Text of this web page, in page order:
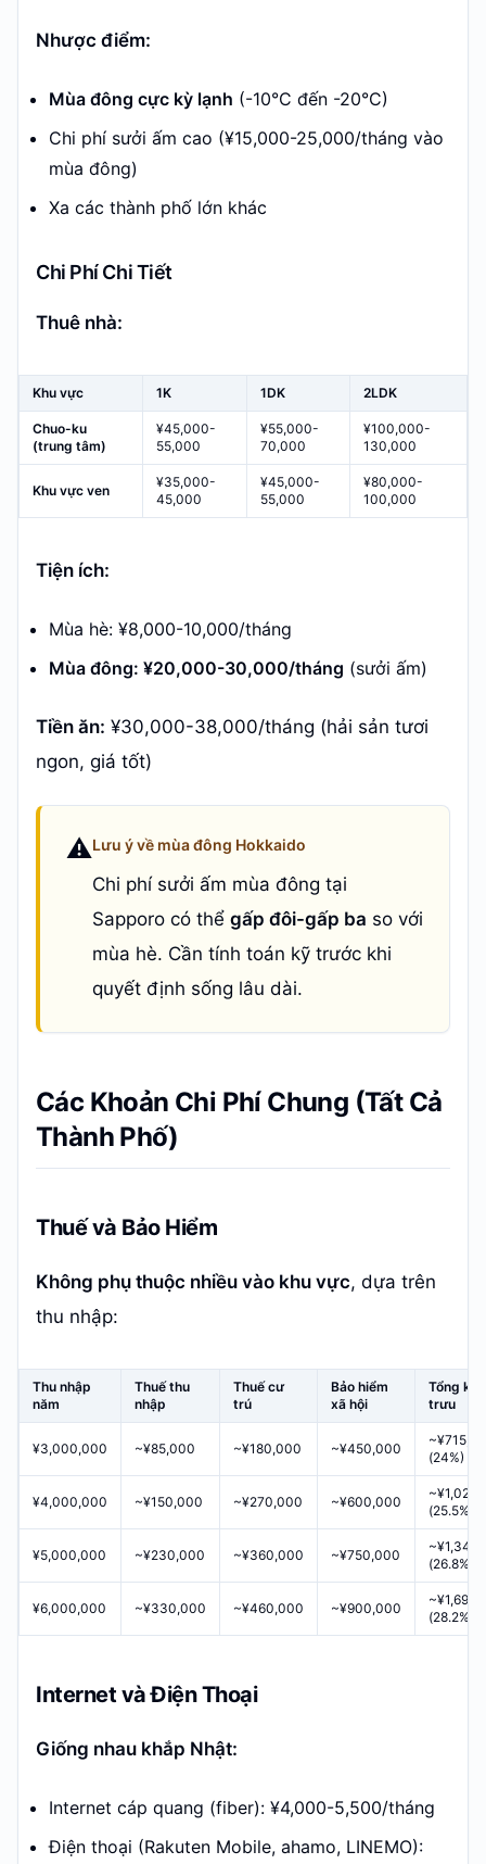
Nhược điểm:
Mùa đông cực kỳ lạnh (-10°C đến -20°C)
Chi phí sưởi ấm cao (¥15,000-25,000/tháng vào
mùa đông)
Xa các thành phố lớn khác
Chi Phí Chi Tiết
Thuê nhà:
Khu vực 1K 1DK 2LDK
Chuo-ku
(trung tâm)
¥45,000-
55,000
¥55,000-
70,000
¥100,000-
130,000
Khu vực ven
¥35,000-
45,000
¥45,000-
55,000
¥80,000-
100,000
Tiện ích:
Mùa hè: ¥8,000-10,000/tháng
Mùa đông: ¥20,000-30,000/tháng (sưởi ấm)
Tiền ăn: ¥30,000-38,000/tháng (hải sản tươi
ngon, giá tốt)
⚠️Lưu ý về mùa đông Hokkaido
Chi phí sưởi ấm mùa đông tại
Sapporo có thể gấp đôi-gấp ba so với
mùa hè. Cần tính toán kỹ trước khi
quyết định sống lâu dài.
Các Khoản Chi Phí Chung (Tất Cả
Thành Phố)
Thuế và Bảo Hiểm
Không phụ thuộc nhiều vào khu vực, dựa trên
thu nhập:
Thu nhập
năm
Thuế thu
nhập
Thuế cư
trú
Bảo hiểm
xã hội
Tổng
trưu
¥3,000,000 ~¥85,000 ~¥180,000 ~¥450,000
(24%)
¥4,000,000 ~¥150,000 ~¥270,000 ~¥600,000
(25.5%)
¥5,000,000 ~¥230,000 ~¥360,000 ~¥750,000
(26.8%)
¥6,000,000 ~¥330,000 ~¥460,000 ~¥900,000
(28.2%)
Internet và Điện Thoại
Giống nhau khắp Nhật:
Internet cáp quang (fiber): ¥4,000-5,500/tháng
Điện thoại (Rakuten Mobile, ahamo, LINEMO):